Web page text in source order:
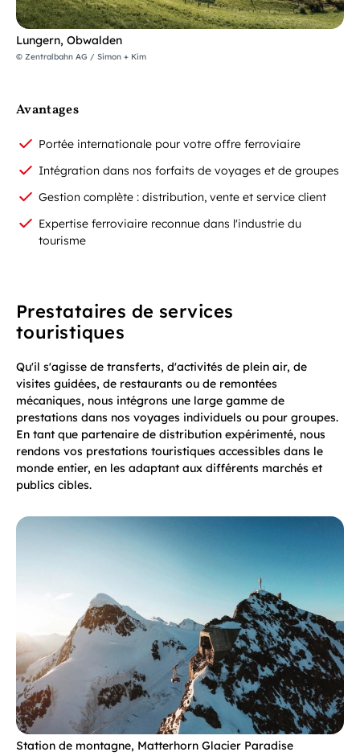
Lungern, Obwalden
© Zentralbahn AG / Simon + Kim
Avantages
Portée internationale pour votre offre ferroviaire
Intégration dans nos forfaits de voyages et de groupes
Gestion complète : distribution, vente et service client
Expertise ferroviaire reconnue dans l'industrie du
tourisme
Prestataires de services
touristiques
Qu'il s'agisse de transferts, d'activités de plein air, de
visites guidées, de restaurants ou de remontées
mécaniques, nous intégrons une large gamme de
prestations dans nos voyages individuels ou pour groupes.
En tant que partenaire de distribution expérimenté, nous
rendons vos prestations touristiques accessibles dans le
monde entier, en les adaptant aux différents marchés et
publics cibles.
Station de montagne, Matterhorn Glacier Paradise